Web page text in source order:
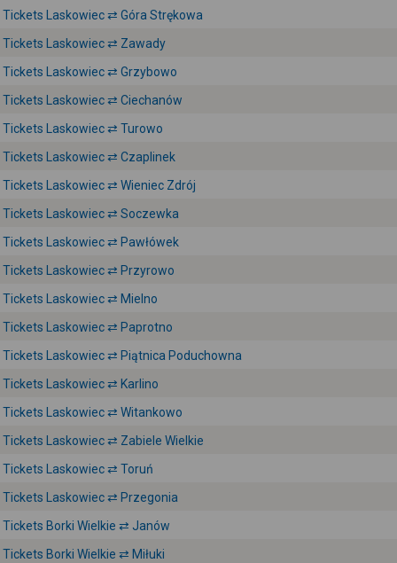
Tickets Laskowiec ⇄ Góra Strękowa
Tickets Laskowiec ⇄ Zawady
Tickets Laskowiec ⇄ Grzybowo
Tickets Laskowiec ⇄ Ciechanów
Tickets Laskowiec ⇄ Turowo
Tickets Laskowiec ⇄ Czaplinek
Tickets Laskowiec ⇄ Wieniec Zdrój
Tickets Laskowiec ⇄ Soczewka
Tickets Laskowiec ⇄ Pawłówek
Tickets Laskowiec ⇄ Przyrowo
Tickets Laskowiec ⇄ Mielno
Tickets Laskowiec ⇄ Paprotno
Tickets Laskowiec ⇄ Piątnica Poduchowna
Tickets Laskowiec ⇄ Karlino
Tickets Laskowiec ⇄ Witankowo
Tickets Laskowiec ⇄ Zabiele Wielkie
Tickets Laskowiec ⇄ Toruń
Tickets Laskowiec ⇄ Przegonia
Tickets Borki Wielkie ⇄ Janów
Tickets Borki Wielkie ⇄ Miłuki